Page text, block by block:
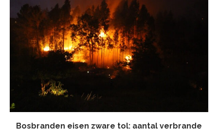
Bosbranden eisen zware tol: aantal verbrande